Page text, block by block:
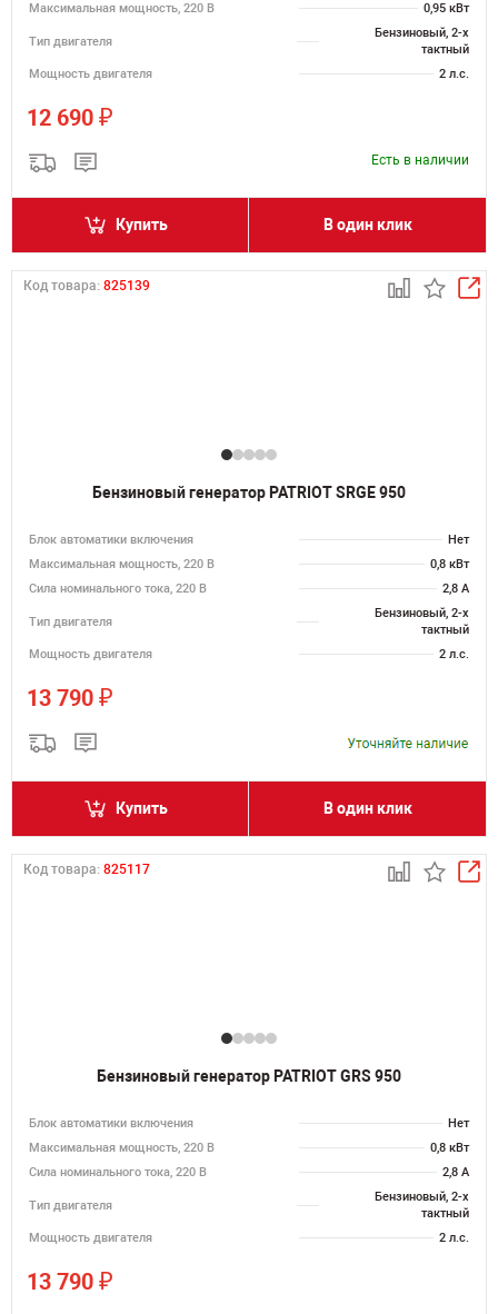
Максимальная мощность, 220 В
0,95 кВт
Тип двигателя
Бензиновый, 2-х
тактный
Мощность двигателя
2 л.с.
12 690 ₽
Есть в наличии
Купить В один клик
Код товара: 825139
Бензиновый генератор PATRIOT SRGE 950
Блок автоматики включения
Нет
Максимальная мощность, 220 В
0,8 кВт
Сила номинального тока, 220 В
2,8 А
Тип двигателя
Бензиновый, 2-х
тактный
Мощность двигателя
2 л.с.
13 790 ₽
Купить В один клик
Код товара: 825117
Бензиновый генератор PATRIOT GRS 950
Блок автоматики включения
Нет
Максимальная мощность, 220 В
0,8 кВт
Сила номинального тока, 220 В
2,8 А
Тип двигателя
Бензиновый, 2-х
тактный
Мощность двигателя
2 л.с.
13 790 ₽